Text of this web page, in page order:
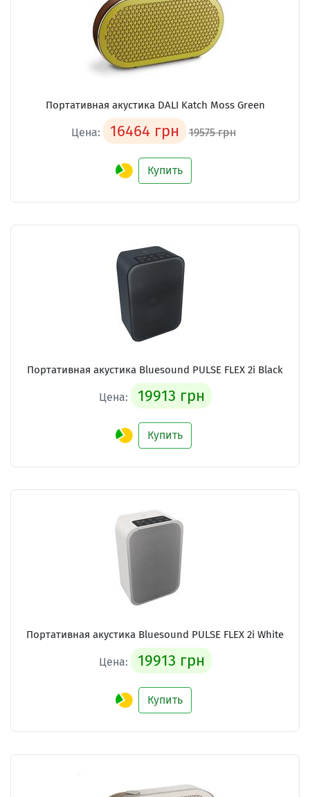
Портативная акустика DALI Katch Moss Green
Цена: 16464 грн 19575 грн
Купить
Портативная акустика Bluesound PULSE FLEX 2i Black
Цена: 19913 грн
Купить
Портативная акустика Bluesound PULSE FLEX 2i White
Цена: 19913 грн
Купить